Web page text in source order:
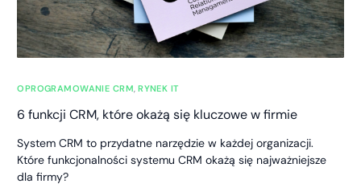
OPROGRAMOWANIE CRM,RYNEK IT
6 funkcji CRM, które okażą się kluczowe w firmie
System CRM to przydatne narzędzie w każdej organizacji.
Które funkcjonalności systemu CRM okażą się najważniejsze
dla firmy?